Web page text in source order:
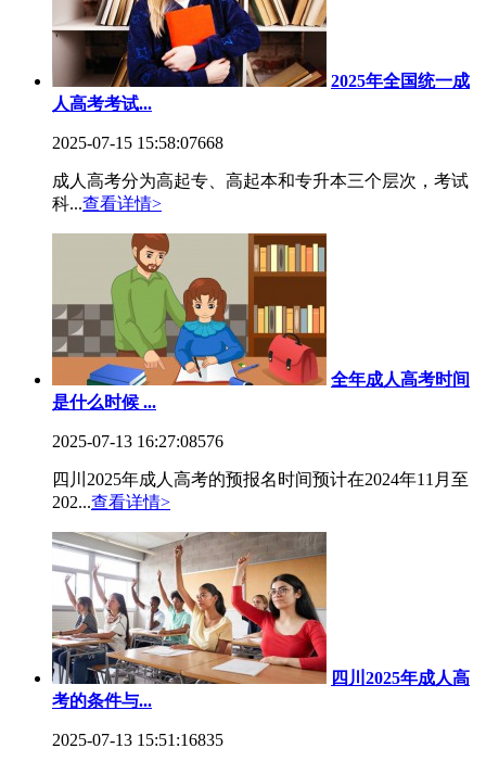
2025年全国统一成
人高考考试...
2025-07-15 15:58:07668
成人高考分为高起专、高起本和专升本三个层次，考试
科...查看详情>
全年成人高考时间
是什么时候 ...
2025-07-13 16:27:08576
四川2025年成人高考的预报名时间预计在2024年11月至
202...查看详情>
四川2025年成人高
考的条件与...
2025-07-13 15:51:16835